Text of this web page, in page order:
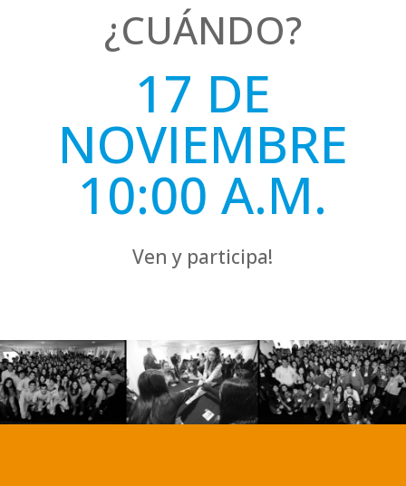
¿CUÁNDO?
17 DE
NOVIEMBRE
10:00 A.M.
Ven y participa!